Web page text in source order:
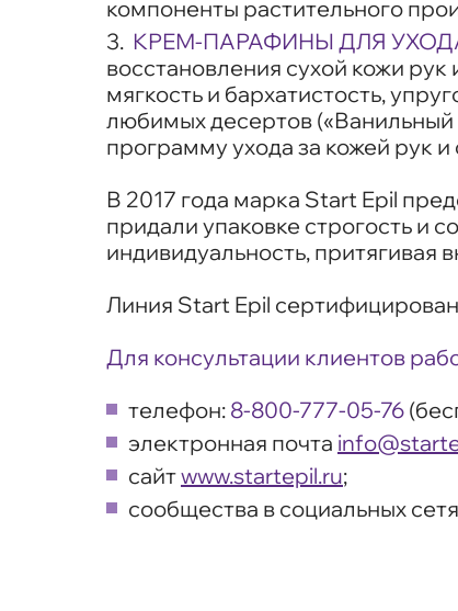
компоненты растительного
КРЕМ-ПАРАФИНЫ ДЛЯ
восстановления сухой кожи
мягкость и бархатистость,
любимых десертов
программу ухода за кожей рук
В 2017 года марка Start Epil
придали упаковке строгость и
индивидуальность, притягивая
Линия Start Epil
Для консультации клиентов
телефон: 8-800-777-05-76
электронная почта
сайтwww.startepil.ru;
сообщества в социальных